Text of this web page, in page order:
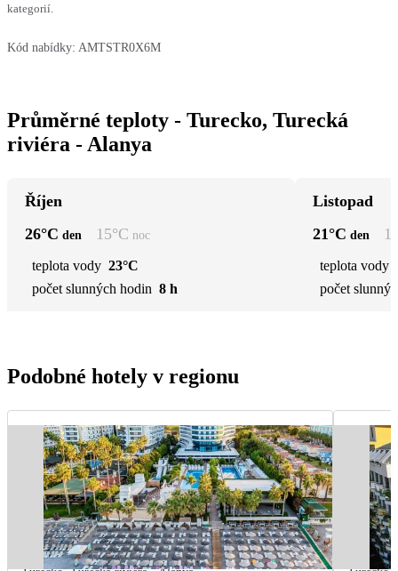
kategorií.
Kód nabídky: AMTSTR0X6M
Průměrné teploty - Turecko, Turecká
riviéra - Alanya
Říjen
26°C den 15°C noc
teplota vody 23°C
počet slunných hodin 8 h
Listopad
21°C den 11
teplota vody
počet
Podobné hotely v regionu